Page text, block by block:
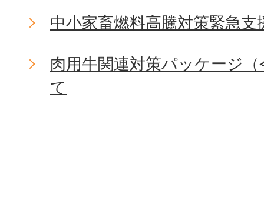
中小家畜燃料高騰対策緊急支
肉用牛関連対策パッケージ
て